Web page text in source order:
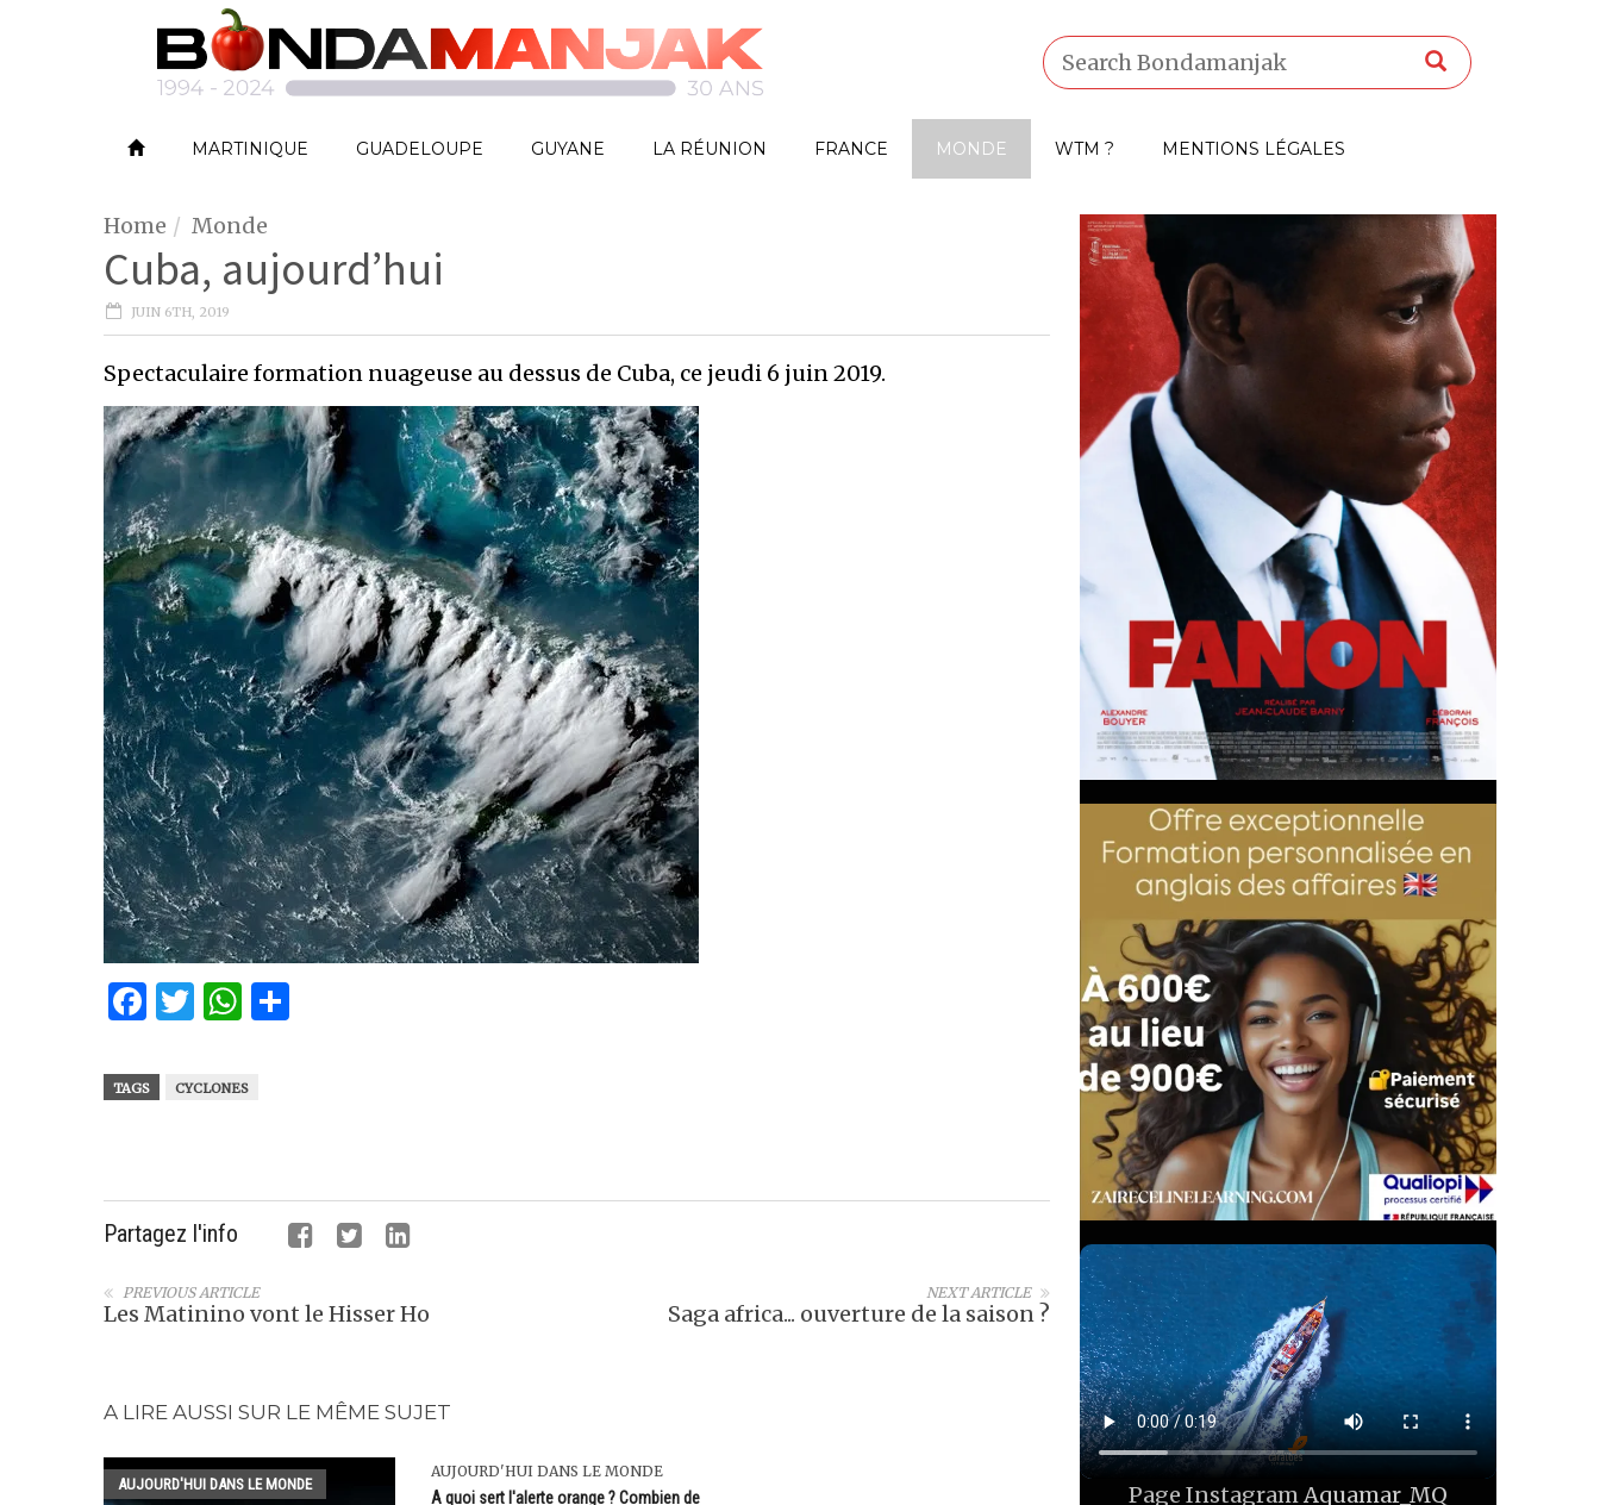
MARTINIQUE GUADELOUPE GUYANE LA RÉUNION FRANCE MONDE WTM ? MENTIONS LÉGALES
Home Monde
Cuba, aujourd’hui
JUIN 6TH, 2019
Spectaculaire formation nuageuse au dessus de Cuba, ce jeudi 6 juin 2019.
Facebook
Twitter
WhatsApp
TAGS CYCLONES
Partagez l'info
NEXT ARTICLE
Saga africa... ouverture de la saison ?
PREVIOUS ARTICLE
Les Matinino vont le Hisser Ho
A LIRE AUSSI SUR LE MÊME SUJET
AUJOURD'HUI DANS LE MONDE
AUJOURD'HUI DANS LE MONDE
A quoi sert l'alerte orange ? Combien de
Page InstagramAquamar_MQ